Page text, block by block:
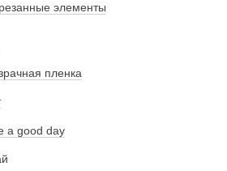
элементы
пленка
a good day